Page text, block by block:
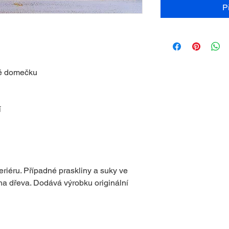
domečku
Případné praskliny a suky ve
dřeva. Dodává výrobku originální